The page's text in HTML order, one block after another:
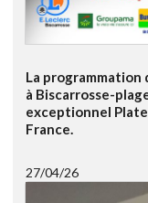
La programmation
à Biscarrosse-
exceptionnel
France.
27/04/26